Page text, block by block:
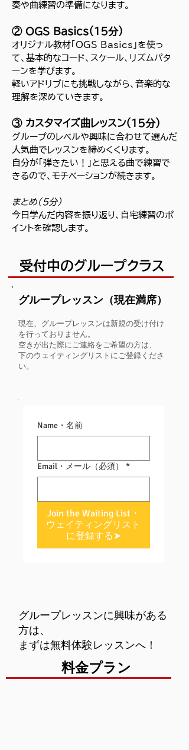
奏や曲練習の準備になります。
② OGS Basics（15分）
オリジナル教材「OGS Basics」を使っ
て、基本的なコード、スケール、リズムパタ
ーンを学びます。
軽いアドリブにも挑戦しながら、音楽的な
理解を深めていきます。
③ カスタマイズ曲レッスン（15分）
グループのレベルや興味に合わせて選んだ
人気曲でレッスンを締めくくります。
自分が「弾きたい！」と思える曲で練習で
きるので、モチベーションが続きます。
まとめ（5分）
今日学んだ内容を振り返り、自宅練習のポ
イントを確認します。
受付中のグループクラス
グループレッスン（現在満席）
現在、グループレッスンは新規の受け付け
を行っておりません。
空きが出た際にご連絡をご希望の方は、
下のウェイティングリストにご登録くださ
い。
Name・名前
Email・メール（必須） *
Join the Waiting List・
ウェイティングリスト
に登録する➤
グループレッスンに興味がある
方は、
まずは無料体験レッスンへ！
料金プラン